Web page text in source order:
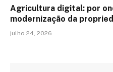
Agricultura digital: por
modernização da
julho 24, 2026